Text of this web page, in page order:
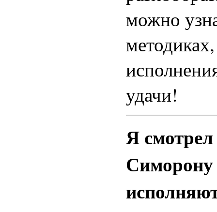
можно
удачи!
Я
Симорону